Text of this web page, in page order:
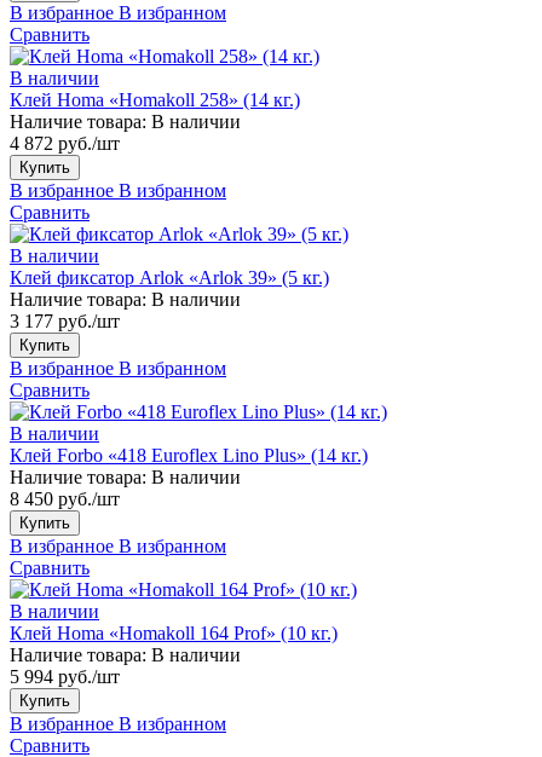
В избранное В избранном
Сравнить
В наличии
Клей Homa «Homakoll 258» (14 кг.)
Наличие товара: В наличии
4 872 руб./шт
Купить
В избранное В избранном
Сравнить
В наличии
Клей фиксатор Arlok «Arlok 39» (5 кг.)
Наличие товара: В наличии
3 177 руб./шт
Купить
В избранное В избранном
Сравнить
В наличии
Клей Forbo «418 Euroflex Lino Plus» (14 кг.)
Наличие товара: В наличии
8 450 руб./шт
Купить
В избранное В избранном
Сравнить
В наличии
Клей Homa «Homakoll 164 Prof» (10 кг.)
Наличие товара: В наличии
5 994 руб./шт
Купить
В избранное В избранном
Сравнить